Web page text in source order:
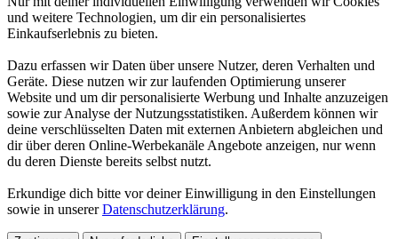
und weitere Technologien, um dir ein personalisiertes
Einkaufserlebnis zu bieten.
Dazu erfassen wir Daten über unsere Nutzer, deren Verhalten und
Geräte. Diese nutzen wir zur laufenden Optimierung unserer
Website und um dir personalisierte Werbung und Inhalte anzuzeigen
sowie zur Analyse der Nutzungsstatistiken. Außerdem können wir
deine verschlüsselten Daten mit externen Anbietern abgleichen und
dir über deren Online-Werbekanäle Angebote anzeigen, nur wenn
du deren Dienste bereits selbst nutzt.
Erkundige dich bitte vor deiner Einwilligung in den Einstellungen
sowie in unsererDatenschutzerklärung.